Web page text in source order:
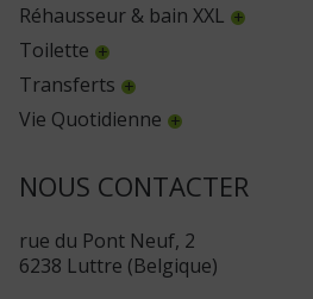
Réhausseur & bain XXL
Toilette
Transferts
Vie Quotidienne
NOUS CONTACTER
rue du Pont Neuf, 2
6238 Luttre (Belgique)